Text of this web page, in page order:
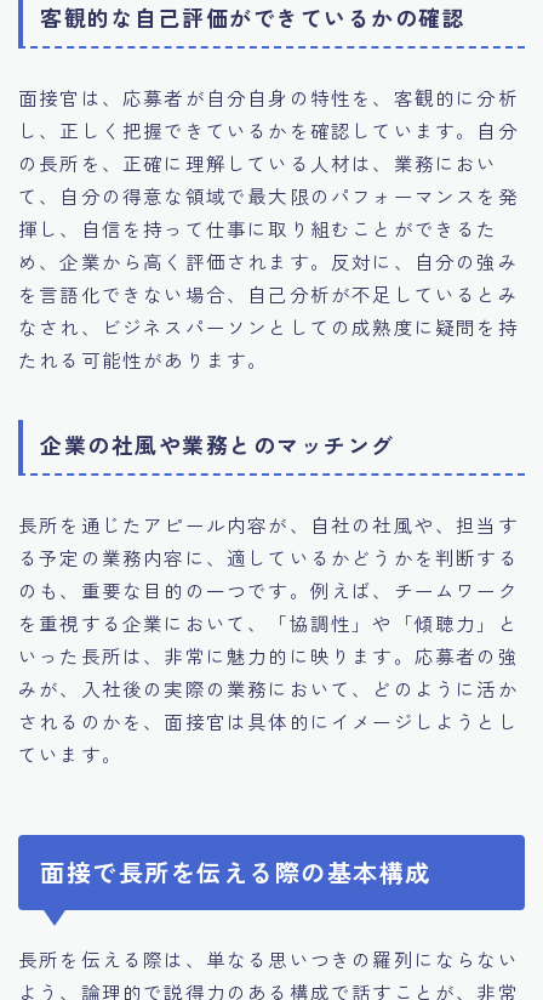
客観的な自己評価ができているかの確認
面接官は、応募者が自分自身の特性を、客観的に分析
し、正しく把握できているかを確認しています。自分
の長所を、正確に理解している人材は、業務におい
て、自分の得意な領域で最大限のパフォーマンスを発
揮し、自信を持って仕事に取り組むことができるた
め、企業から高く評価されます。反対に、自分の強み
を言語化できない場合、自己分析が不足しているとみ
なされ、ビジネスパーソンとしての成熟度に疑問を持
たれる可能性があります。
企業の社風や業務とのマッチング
長所を通じたアピール内容が、自社の社風や、担当す
る予定の業務内容に、適しているかどうかを判断する
のも、重要な目的の一つです。例えば、チームワーク
を重視する企業において、「協調性」や「傾聴力」と
いった長所は、非常に魅力的に映ります。応募者の強
みが、入社後の実際の業務において、どのように活か
されるのかを、面接官は具体的にイメージしようとし
ています。
面接で長所を伝える際の基本構成
長所を伝える際は、単なる思いつきの羅列にならない
よう、論理的で説得力のある構成で話すことが、非常